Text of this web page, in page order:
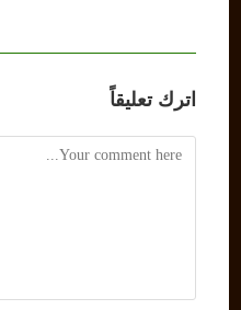
اترك تعليقاً
Comment